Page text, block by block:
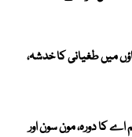
دریاؤں میں طغیانی کا خدشہ،
کا دورہ، مون سون اور